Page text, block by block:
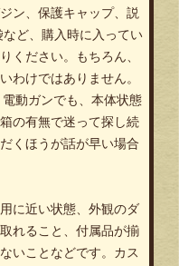
ン、保護キャップ、説
ど、購入時に入ってい
ください。もちろん、
わけではありません。
動ガンでも、本体状態
の有無で迷って探し続
くほうが話が早い場合
に近い状態、外観のダ
れること、付属品が揃
いことなどです。カス